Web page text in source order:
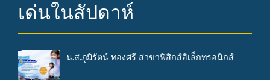
เด่นในสัปดาห์
น.ส.ภูมิรัตน์ ทองศรี สาขาฟิสิกส์อิเล็กทรอนิกส์